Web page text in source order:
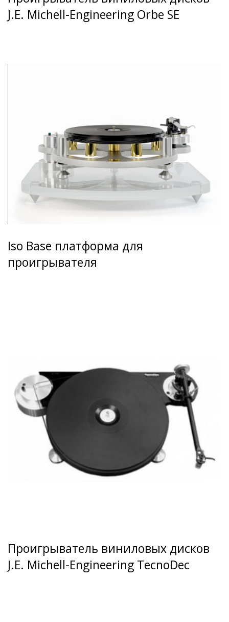
J.E. Michell-Engineering Orbe SE
Iso Base платформа для
проигрывателя
Проигрыватель виниловых дисков
J.E. Michell-Engineering TecnoDec